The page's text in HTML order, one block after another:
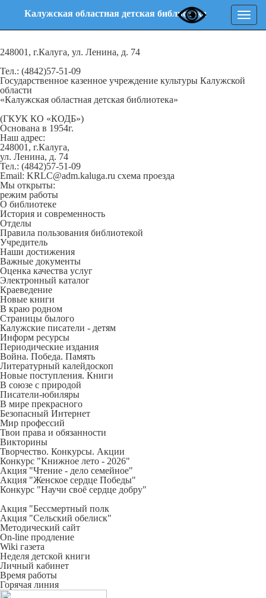
Калужская областная детская библиотека
248001, г.Калуга, ул. Ленина, д. 74
Тел.: (4842)57-51-09
Государственное казенное учреждение культуры Калужской
области
«Калужская областная детская библиотека»
(ГКУК КО «КОДБ»)
Основана в 1954г.
Наш адрес:
248001, г.Калуга,
ул. Ленина, д. 74
Тел.: (4842)57-51-09
Email: KRLC@adm.kaluga.ru схема проезда
Мы открыты:
режим работы
О библиотеке
История и современность
Отделы
Правила пользования библиотекой
Учредитель
Наши достижения
Важные документы
Оценка качества услуг
Электронный каталог
Краеведение
Новые книги
В краю родном
Страницы былого
Калужские писатели - детям
Информ ресурсы
Периодические издания
Война. Победа. Память
Литературный калейдоскоп
Новые поступления. Книги
В союзе с природой
Писатели-юбиляры
В мире прекрасного
Безопасный Интернет
Мир профессий
Твои права и обязанности
Викторины
Творчество. Конкурсы. Акции
Конкурс "Книжное лето - 2026"
Акция "Чтение - дело семейное"
Акция "Женское сердце Победы"
Конкурс "Научи своё сердце добру"
Акция "Бессмертный полк
Акция "Сельский обелиск"
Методический сайт
On-line продление
Wiki газета
Неделя детской книги
Личный кабинет
Время работы
Горячая линия